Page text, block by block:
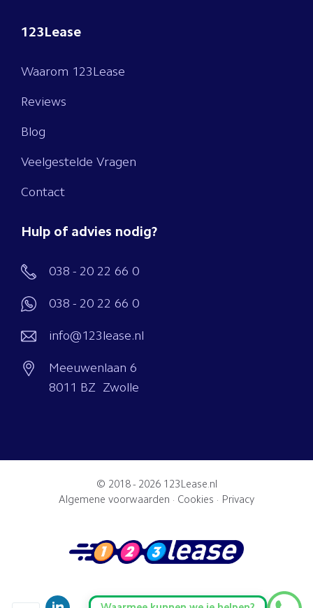
123Lease
Waarom 123Lease
Reviews
Blog
Veelgestelde Vragen
Contact
Hulp of advies nodig?
038 - 20 22 66 0
038 - 20 22 66 0
info@123lease.nl
Meeuwenlaan 6
8011 BZ Zwolle
© 2018 - 2026 123Lease.nl
Algemene voorwaarden · Cookies · Privacy